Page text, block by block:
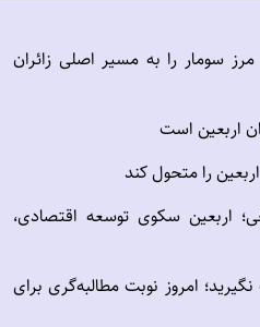
سومار را به مسیر اصلی زائران
اربعین است
را متحول کند
اربعین سکوی توسعه اقتصادی،
امروز نوبت مطالبه‌گری برای